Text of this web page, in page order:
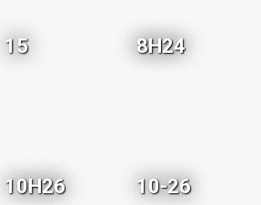
15 8H24
10H26 10-26